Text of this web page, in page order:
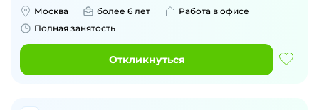
Москва более 6 лет
Работа в офисе
Полная занятость
Откликнуться